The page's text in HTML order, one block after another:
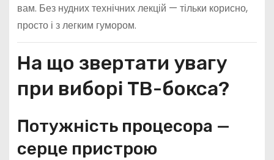
вам. Без нудних технічних лекцій — тільки корисно,
просто і з легким гумором.
На що звертати увагу
при виборі ТВ-бокса?
Потужність процесора —
серце пристрою